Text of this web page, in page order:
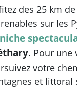
des 25 km
sur les
. Pour une
votre
et littoral